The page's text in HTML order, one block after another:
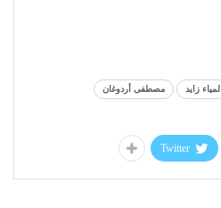
لمياء زايد مصطفى أردوغان
Twitter